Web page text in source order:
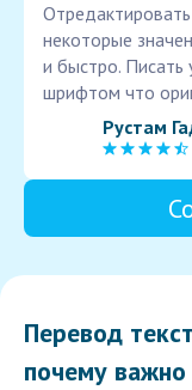
некоторые
и быстро.
шрифтом что
Рустам
Перевод
почему